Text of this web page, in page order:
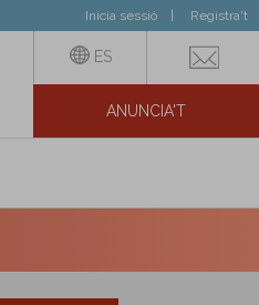
Inicia sessió Registra't
ES
ANUNCIA'T